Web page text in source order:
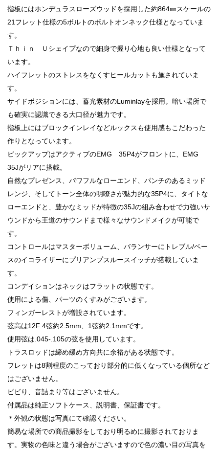
指板にはホンデュラスローズウッドを採用した約864㎜スケールの
21フレット仕様の5ボルトのボルトオンネック仕様となっていま
す。
Ｔｈｉｎ Ｕシェイプなので細身で握り心地も良い仕様となって
います。
ハイフレットのストレスをなくすヒールカットも施されていま
す。
サイドポジションには、蓄光素材のLuminlayを採用。暗い場所で
も確実に認識できる大口径が魅力です。
指板上にはブロックインレイなどルックスも使用感もこだわった
作りとなっています。
ピックアップはアクティブのEMG 35P4がフロントに、EMG
35Jがリアに搭載。
自然なプレゼンス、パワフルなローエンド、パンチのあるミッド
レンジ、そしてトーン全体の明瞭さが魅力的な35P4に、タイトな
ローエンドと、豊かなミッドが特徴の35Jの組み合わせで力強いサ
ウンドから王道のサウンドまで様々なサウンドメイクが可能で
す。
コントロールはマスターボリューム、バランサーにトレブル/ベー
スのイコライザーにプリアンプスルースイッチが搭載していま
す。
コンデイションはネックはフラットの状態です。
使用による傷、パーツのくすみがございます。
フィンガーレストが増設されています。
弦高は12F 4弦約2.5mm、1弦約2.1mmです。
使用弦は.045-.105の弦を使用しています。
トラスロッドは締め緩め方向共に余裕がある状態です。
フレットは8割程度のこっており部分的に低くなっている個所など
はございません。
ビビり、音詰まり等はございません。
付属品は純正ソフトケース、説明書、保証書です。
＊外観の状態は写真にて確認ください。
簡易な場所での商品撮影をしており明るめに撮影されておりま
す。実物の色味と違う場合がございますので色の濃い目の写真を